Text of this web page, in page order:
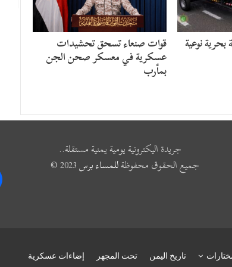
نوعية قوات صنعاء تسحق تحشيدات
عسكرية في معسكر صحن الجن
بمأرب
جريدة اليكترونية يومية يمنية مستقلة..
جميع الحقوق محفوظةللمساء برس
تاريخ اليمن تحت المجهر إضاءات عسكرية